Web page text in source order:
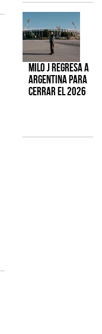
Milo J regresa a
Argentina para
cerrar el 2026